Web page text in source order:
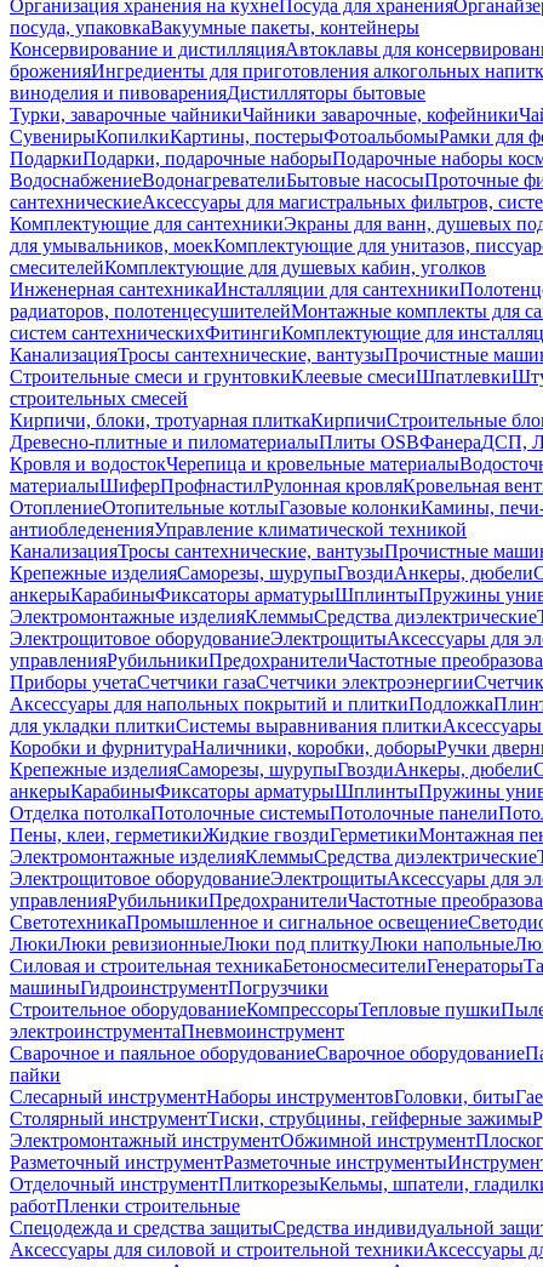
Организация хранения на кухнеПосуда для хранения
посуда, упаковкаВакуумные пакеты, контейнеры
Консервирование и дистилляцияАвтоклавы для
броженияИнгредиенты для приготовления алкогольных
виноделия и пивоваренияДистилляторы бытовые
Турки, заварочные чайникиЧайники заварочные, кофейники
СувенирыКопилкиКартины, постерыФотоальбомыРамки для
ПодаркиПодарки, подарочные наборыПодарочные наборы
ВодоснабжениеВодонагревателиБытовые насосыПроточные
сантехническиеАксессуары для магистральных фильтров,
Комплектующие для сантехникиЭкраны для ванн, душевых
для умывальников, моекКомплектующие для унитазов,
смесителейКомплектующие для душевых кабин, уголков
Инженерная сантехникаИнсталляции для сантехники
радиаторов, полотенцесушителейМонтажные комплекты для
систем сантехническихФитингиКомплектующие для
КанализацияТросы сантехнические, вантузыПрочистные
Строительные смеси и грунтовкиКлеевые смесиШпатлевки
строительных смесей
Кирпичи, блоки, тротуарная плиткаКирпичиСтроительные
Древесно-плитные и пиломатериалыПлиты OSBФанераДСП,
Кровля и водостокЧерепица и кровельные материалы
материалыШиферПрофнастилРулонная кровляКровельная
ОтоплениеОтопительные котлыГазовые колонкиКамины,
антиобледененияУправление климатической техникой
КанализацияТросы сантехнические, вантузыПрочистные
Крепежные изделияСаморезы, шурупыГвоздиАнкеры, дюбели
анкерыКарабиныФиксаторы арматурыШплинтыПружины
Электромонтажные изделияКлеммыСредства диэлектрические
Электрощитовое оборудованиеЭлектрощитыАксессуары для
управленияРубильникиПредохранителиЧастотные
Приборы учетаСчетчики газаСчетчики электроэнергии
Аксессуары для напольных покрытий и плиткиПодложка
для укладки плиткиСистемы выравнивания плитки
Коробки и фурнитураНаличники, коробки, доборыРучки
Крепежные изделияСаморезы, шурупыГвоздиАнкеры, дюбели
анкерыКарабиныФиксаторы арматурыШплинтыПружины
Отделка потолкаПотолочные системыПотолочные панели
Пены, клеи, герметикиЖидкие гвоздиГерметикиМонтажная
Электромонтажные изделияКлеммыСредства диэлектрические
Электрощитовое оборудованиеЭлектрощитыАксессуары для
управленияРубильникиПредохранителиЧастотные
СветотехникаПромышленное и сигнальное освещение
ЛюкиЛюки ревизионныеЛюки под плиткуЛюки напольные
Силовая и строительная техникаБетоносмесителиГенераторы
машиныГидроинструментПогрузчики
Строительное оборудованиеКомпрессорыТепловые пушки
электроинструментаПневмоинструмент
Сварочное и паяльное оборудованиеСварочное оборудование
пайки
Слесарный инструментНаборы инструментовГоловки, биты
Столярный инструментТиски, струбцины, гейферные зажимы
Электромонтажный инструментОбжимной инструмент
Разметочный инструментРазметочные инструменты
Отделочный инструментПлиткорезыКельмы, шпатели,
работПленки строительные
Спецодежда и средства защитыСредства индивидуальной
Аксессуары для силовой и строительной техникиАксессуары